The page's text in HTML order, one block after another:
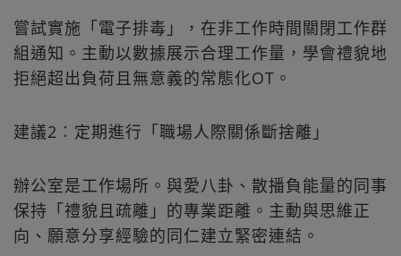
嘗試實施「電子排毒」，在非工作時間關閉工作群
組通知。主動以數據展示合理工作量，學會禮貌地
拒絕超出負荷且無意義的常態化OT。
建議2︰定期進行「職場人際關係斷捨離」
辦公室是工作場所。與愛八卦、散播負能量的同事
保持「禮貌且疏離」的專業距離。主動與思維正
向、願意分享經驗的同仁建立緊密連結。